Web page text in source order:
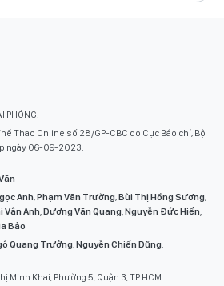
PHÓNG.
Thao Online số 28/GP-CBC do Cục Báo chí, Bộ
ngày 06-09-2023.
Anh,Phạm Văn Trường,Bùi Thị Hồng Sương,
Vân Anh,Dương Văn Quang,Nguyễn Đức Hiển,
Bảo
Quang Trưởng,Nguyễn Chiến Dũng,
Minh Khai, Phường 5, Quận 3, TP.HCM